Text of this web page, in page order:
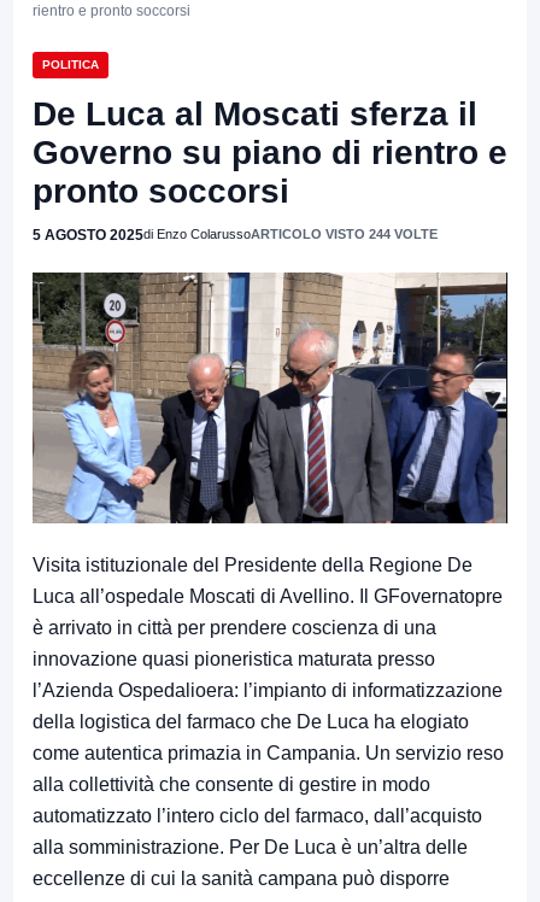
rientro e pronto soccorsi
POLITICA
De Luca al Moscati sferza il
Governo su piano di rientro e
pronto soccorsi
5 AGOSTO 2025di Enzo ColarussoARTICOLO VISTO 244 VOLTE
Visita istituzionale del Presidente della Regione De
Luca all’ospedale Moscati di Avellino. Il GFovernatopre
è arrivato in città per prendere coscienza di una
innovazione quasi pioneristica maturata presso
l’Azienda Ospedalioera: l’impianto di informatizzazione
della logistica del farmaco che De Luca ha elogiato
come autentica primazia in Campania. Un servizio reso
alla collettività che consente di gestire in modo
automatizzato l’intero ciclo del farmaco, dall’acquisto
alla somministrazione. Per De Luca è un’altra delle
eccellenze di cui la sanità campana può disporre